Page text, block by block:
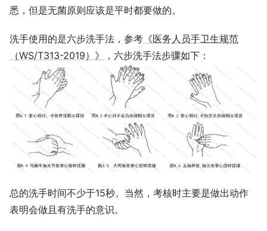
悉，但是无菌原则应该是平时都要做的。
洗手使用的是六步洗手法，参考 《医务人员手卫生规范
（WS/T313-2019）》
，六步洗手法步骤如下：
总的洗手时间不少于15秒。当然，考核时主要是做出动作
表明会做且有洗手的意识。